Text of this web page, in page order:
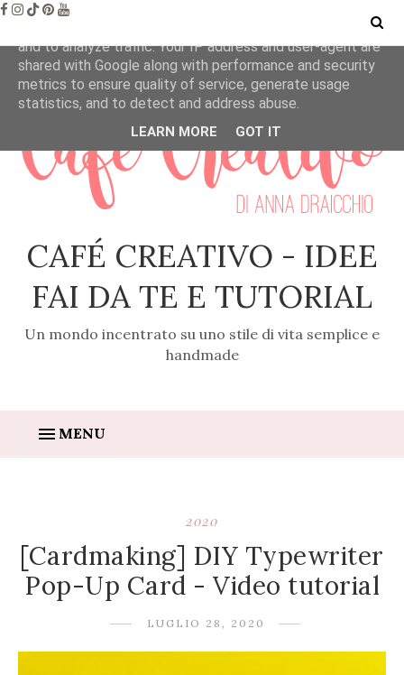
CAFÉ CREATIVO - IDEE
FAI DA TE E TUTORIAL
Un mondo incentrato su uno stile di vita semplice e
handmade
MENU
2020
[Cardmaking] DIY Typewriter
Pop-Up Card - Video tutorial
LUGLIO 28, 2020
This site uses cookies from Google to deliver its services
and to analyze traffic. Your IP address and user-agent are
shared with Google along with performance and security
metrics to ensure quality of service, generate usage
statistics, and to detect and address abuse.
LEARN MORE GOT IT